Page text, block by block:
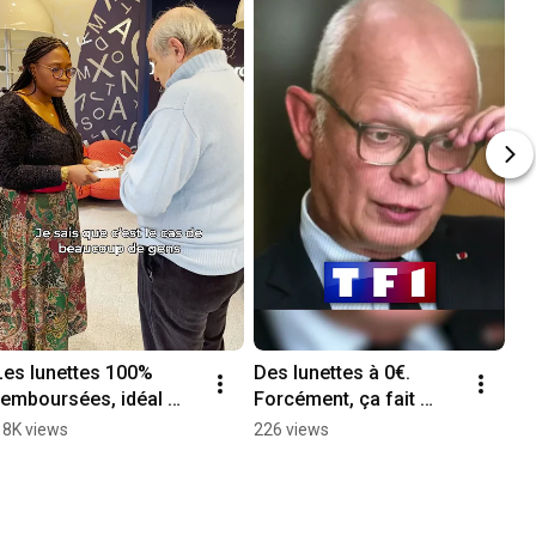
lunettes 100%
idéal
les personnes
views
Des lunettes à 0€.
Forcément, ça fait
parler !
226 views